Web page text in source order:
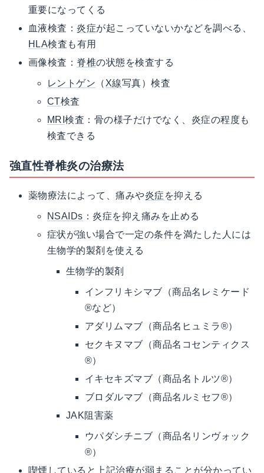
重要になってくる
血液検査：炎症が起こっていないかなどを調べる、
HLA検査も有用
画像検査： 脊椎の状態を検査する
レントゲン （ X線写真）検査
CT検査
MRI検査：骨の様子だけでなく、炎症の程度も
検査できる
強直性脊椎炎の治療法
薬物療法によって、痛みや炎症 を抑える
NSAIDs ：炎症を抑え痛みを止める
症状が強い場合で一定の条件を満たした人には
生物学的製剤を使える
生物学的製剤
インフリキシマブ（商品名レミケード
®など）
アダリムマブ（商品名ヒュミラ®）
セクキヌマブ（商品名コセンティクス
®）
イキセキズマブ（商品名トルツ®）
ブロダルマブ（商品名ルミセフ®）
JAK阻害薬
ウパダシチニブ（商品名リンヴォック
®）
喫煙していると上記治療が弱まることが分かってい